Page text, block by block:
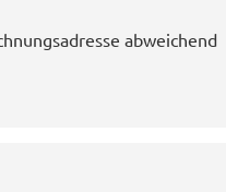
abweichend